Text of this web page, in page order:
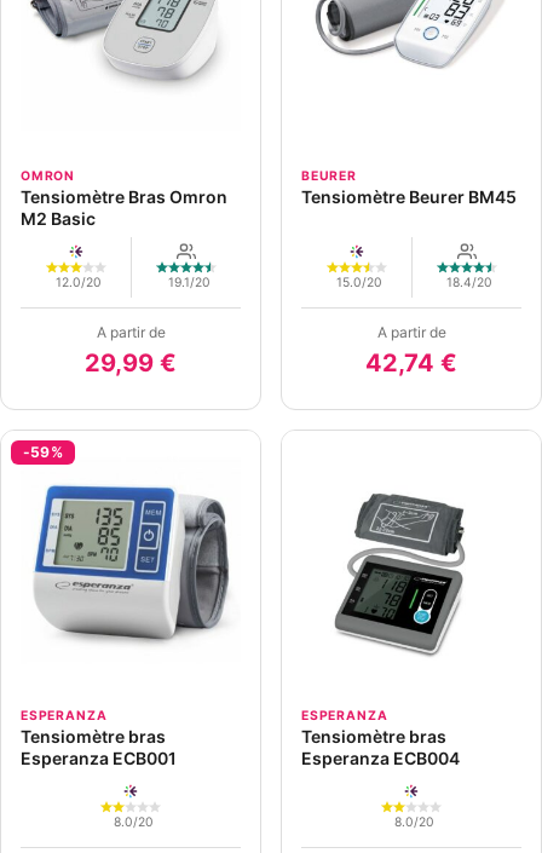
OMRON
Tensiomètre Bras Omron
M2 Basic
12.0/20 19.1/20
A partir de
29,99 €
BEURER
Tensiomètre Beurer BM45
15.0/20 18.4/20
A partir de
42,74 €
-59%
ESPERANZA
Tensiomètre bras
Esperanza ECB001
8.0/20
ESPERANZA
Tensiomètre bras
Esperanza ECB004
8.0/20